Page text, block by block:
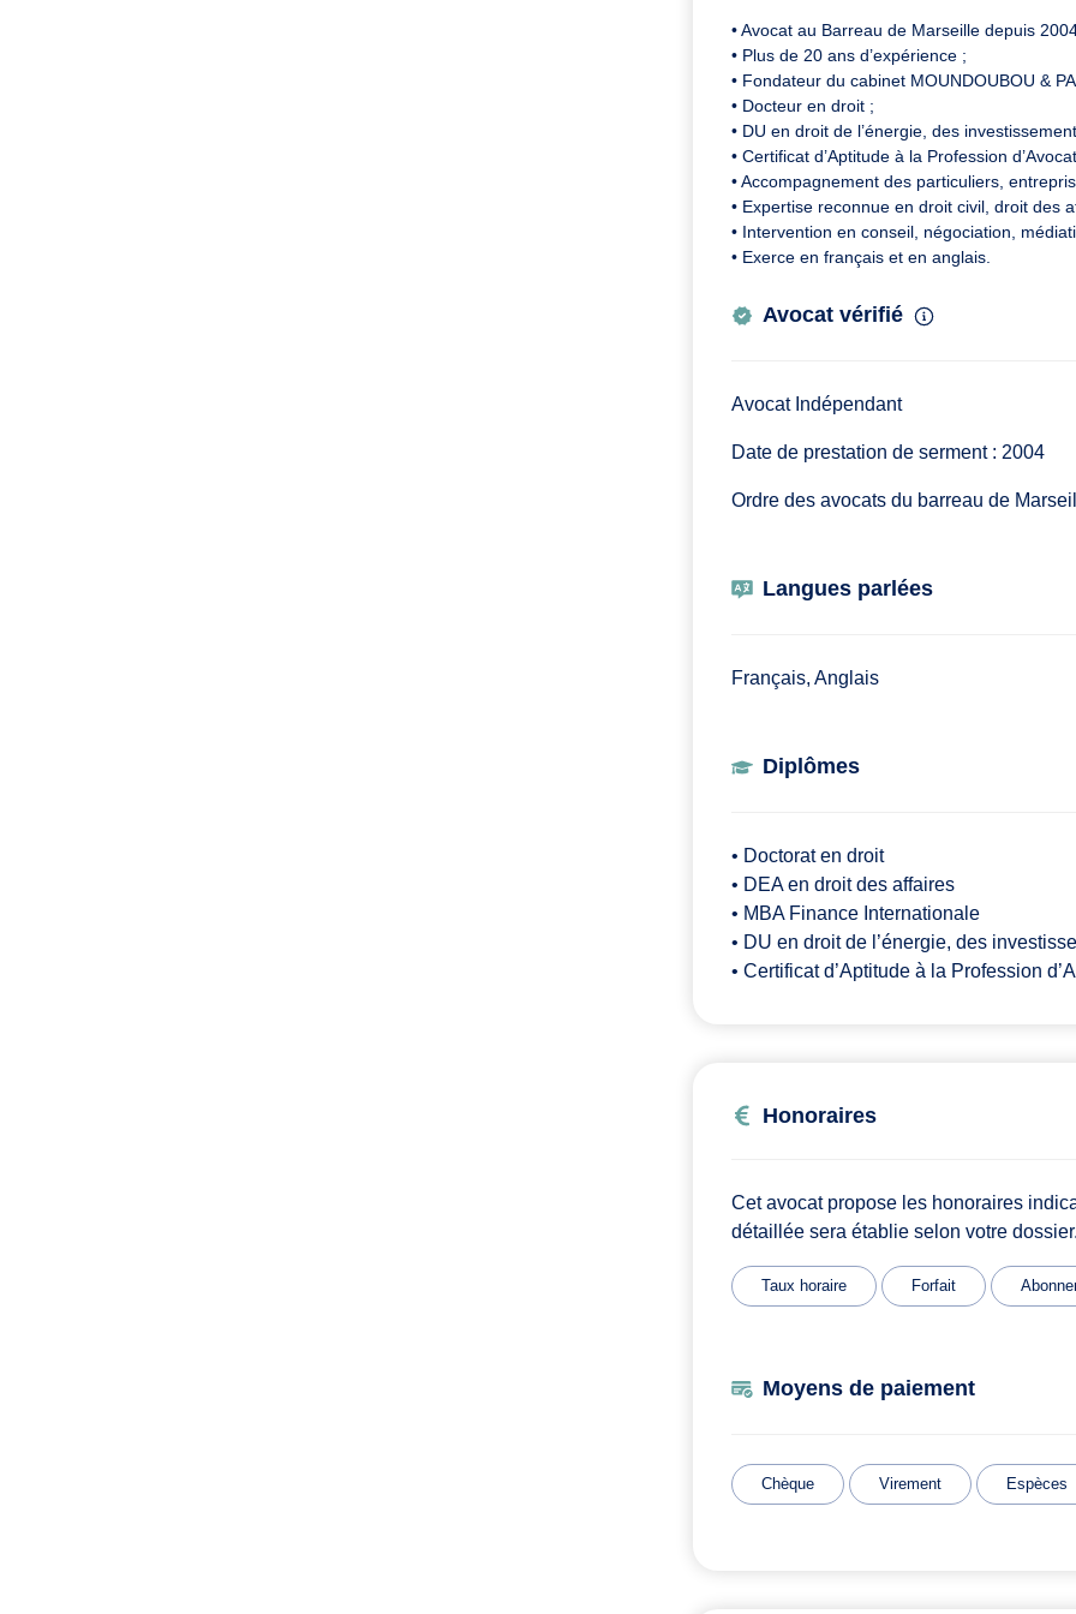
• Avocat au Barreau de Marseille depuis
• Plus de 20 ans d’expérience ;
• Fondateur du cabinet MOUNDOUBOU &
• Docteur en droit ;
• DU en droit de l’énergie, des
• Certificat d’Aptitude à la Profession
• Accompagnement des particuliers,
• Expertise reconnue en droit civil, droit des
• Intervention en conseil, négociation,
• Exerce en français et en anglais.
Avocat vérifié
Avocat Indépendant
Date de prestation de serment : 2004
Ordre des avocats du barreau de
Langues parlées
Français, Anglais
Diplômes
• Doctorat en droit
• DEA en droit des affaires
• MBA Finance Internationale
• DU en droit de l’énergie, des
• Certificat d’Aptitude à la Profession
Honoraires
Cet avocat propose les honoraires
détaillée sera établie selon votre
Taux horaire Forfait
Moyens de paiement
Chèque Virement Espèces